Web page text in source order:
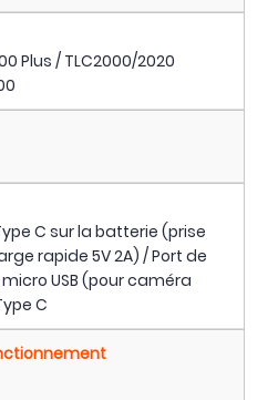
Plus / TLC2000/2020
C sur la batterie (prise
rapide 5V 2A) / Port de
USB (pour caméra
C